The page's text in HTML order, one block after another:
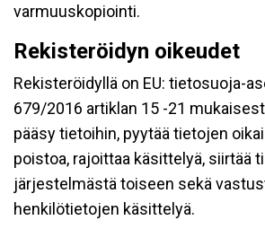
varmuuskopiointi.
Rekisteröidyn oikeudet
Rekisteröidyllä on EU: tietosuoja-
679/2016 artiklan 15 -21
pääsy tietoihin, pyytää tietojen
poistoa, rajoittaa käsittelyä, siirtää
järjestelmästä toiseen sekä
henkilötietojen käsittelyä.